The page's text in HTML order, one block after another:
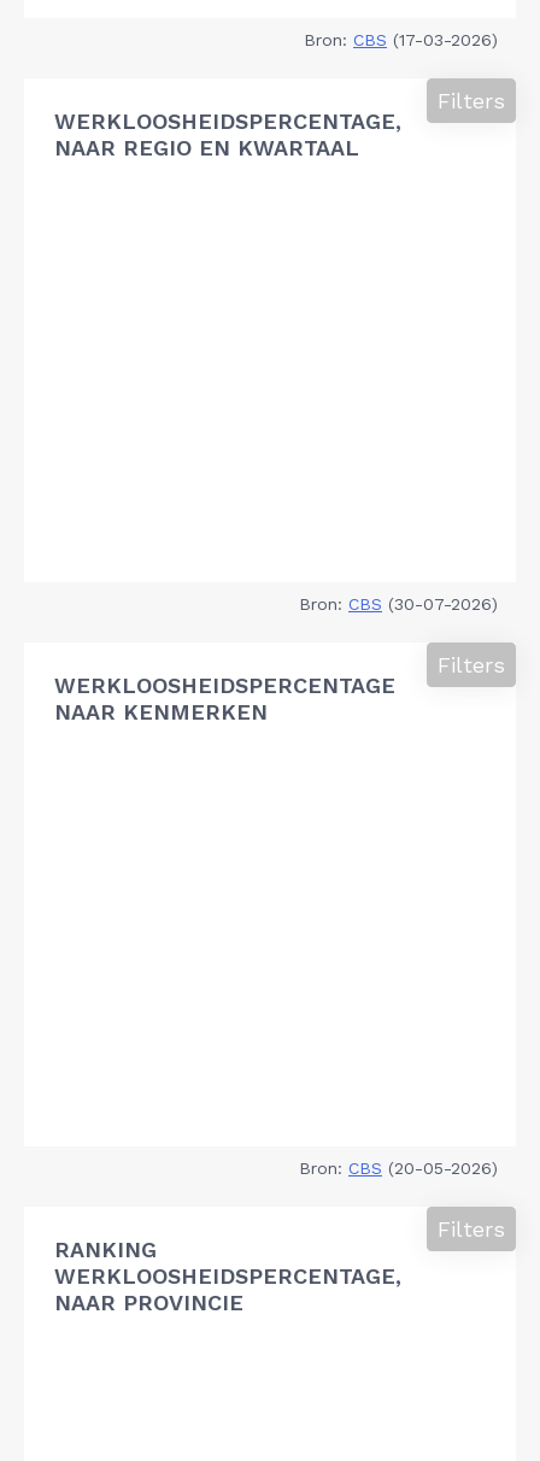
Bron: CBS (17-03-2026)
WERKLOOSHEIDSPERCENTAGE,
NAAR REGIO EN KWARTAAL
Filters
Bron: CBS (30-07-2026)
WERKLOOSHEIDSPERCENTAGE
NAAR KENMERKEN
Filters
Bron: CBS (20-05-2026)
RANKING
WERKLOOSHEIDSPERCENTAGE,
NAAR PROVINCIE
Filters